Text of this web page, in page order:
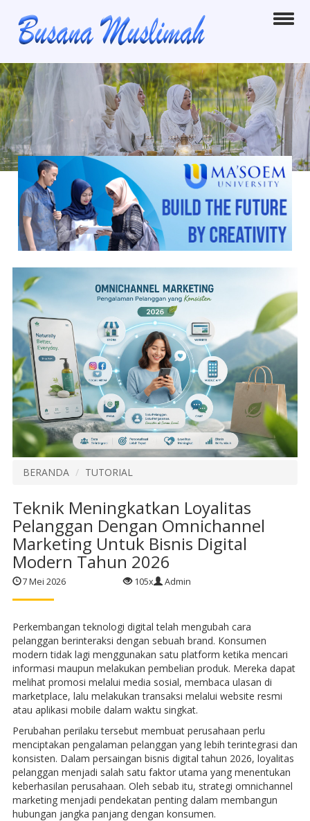
BERANDA TUTORIAL
Teknik Meningkatkan Loyalitas
Pelanggan Dengan Omnichannel
Marketing Untuk Bisnis Digital
Modern Tahun 2026
7 Mei 2026 105x Admin
Perkembangan teknologi digital telah mengubah cara
pelanggan berinteraksi dengan sebuah brand. Konsumen
modern tidak lagi menggunakan satu platform ketika mencari
informasi maupun melakukan pembelian produk. Mereka dapat
melihat promosi melalui media sosial, membaca ulasan di
marketplace, lalu melakukan transaksi melalui website resmi
atau aplikasi mobile dalam waktu singkat.
Perubahan perilaku tersebut membuat perusahaan perlu
menciptakan pengalaman pelanggan yang lebih terintegrasi dan
konsisten. Dalam persaingan bisnis digital tahun 2026, loyalitas
pelanggan menjadi salah satu faktor utama yang menentukan
keberhasilan perusahaan. Oleh sebab itu, strategi omnichannel
marketing menjadi pendekatan penting dalam membangun
hubungan jangka panjang dengan konsumen.